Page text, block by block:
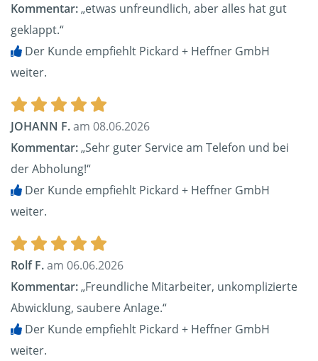
Kommentar:„etwas unfreundlich, aber alles hat gut
geklappt.“
Der Kunde empfiehlt Pickard + Heffner GmbH
weiter.
JOHANN F.am 08.06.2026
Kommentar:„Sehr guter Service am Telefon und bei
der Abholung!“
Der Kunde empfiehlt Pickard + Heffner GmbH
weiter.
Rolf F.am 06.06.2026
Kommentar:„Freundliche Mitarbeiter, unkomplizierte
Abwicklung, saubere Anlage.“
Der Kunde empfiehlt Pickard + Heffner GmbH
weiter.